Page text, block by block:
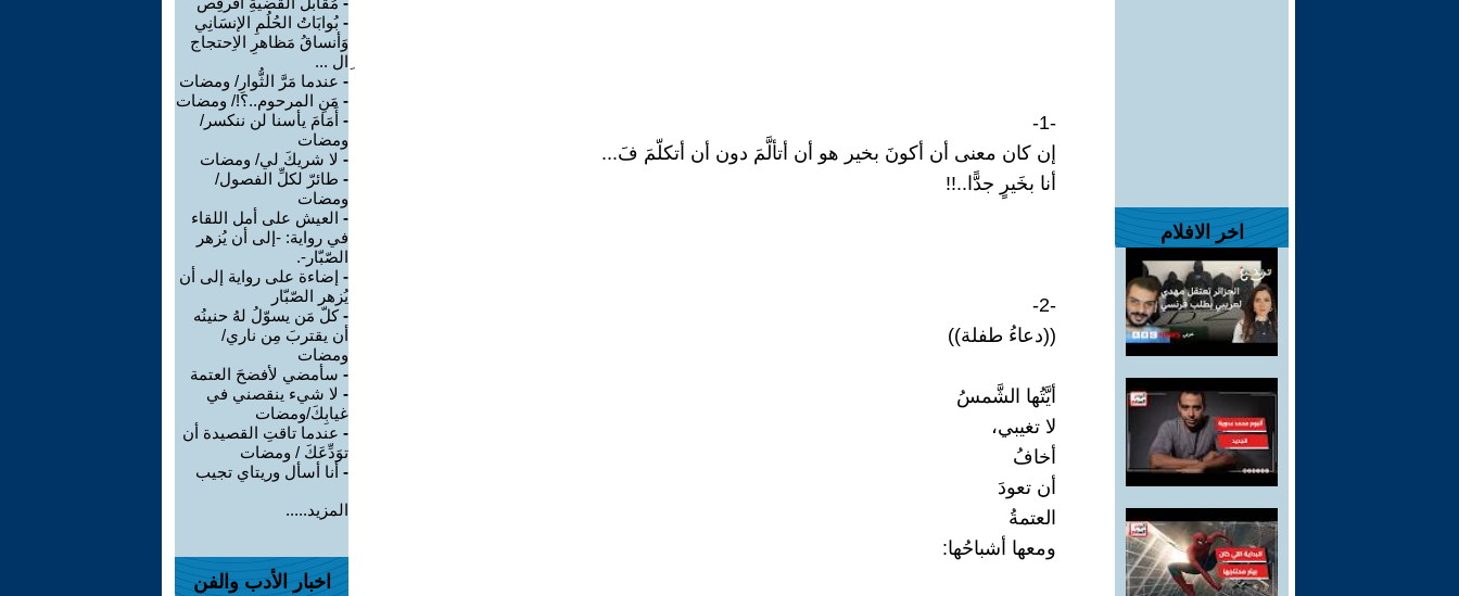
اخر الافلام
-1-
إن كان معنى أن أكونَ بخير هو أن أتألَّمَ دون أن أتكلّمَ فَ...
أنا بخَيرٍ جدًّا..!!
-2-
((دعاءُ طفلة))
أيَّتُها الشَّمسُ
لا تغيبي،
أخافُ
أن تعودَ
العتمةُ
ومعها أشباحُها:
- بُوابَاتُ الحُلُمِ الإنسَانِي
وَأنساقُ مَظاهرِ الاِحتجاج
ِال ...
- عندما مَرَّ الثُّوارِ/ ومضات
- مَنِ المرحوم..؟!/ ومضات
- أَمَامَ يأسنا لن ننكسر/
ومضات
- لا شريكَ لي/ ومضات
- طائرّ لكلِّ الفصول/
ومضات
- العيش على أمل اللقاء
في رواية: -إلى أن يُزهر
الصّبّار-.
- إضاءة على رواية إلى أن
يُزهر الصّبّار
-كلّ مَن يسوّلُ لهُ حنينُه
أن يقتربَ مِن ناري/
ومضات
- سأمضي لأفضحَ العتمة
- لا شيء ينقصني في
غيابِكَ/ومضات
- عندما تاقتِ القصيدة أن
توَدِّعَكَ / ومضات
- أنا أسأل وريتاي تجيب
المزيد.....
اخبار الأدب والفن